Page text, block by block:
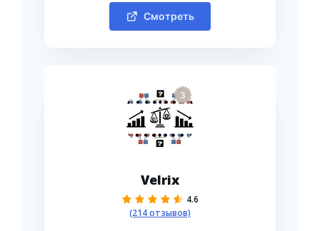
Смотреть
3
Velrix
4.6
(214 отзывов)